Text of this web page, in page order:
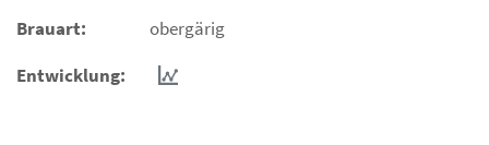
Brauart:
obergärig
Entwicklung: